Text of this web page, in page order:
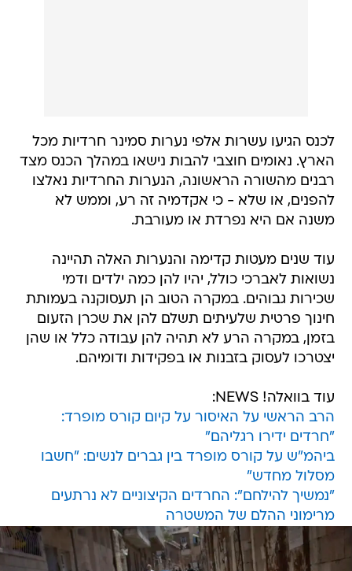
לכנס הגיעו עשרות אלפי נערות סמינר חרדיות מכל
הארץ. נאומים חוצבי להבות נישאו במהלך הכנס מצד
רבנים מהשורה הראשונה, הנערות החרדיות נאלצו
להפנים, או שלא - כי אקדמיה זה רע, וממש לא
משנה אם היא נפרדת או מעורבת.
עוד שנים מעטות קדימה והנערות האלה תהיינה
נשואות לאברכי כולל, יהיו להן כמה ילדים ודמי
שכירות גבוהים. במקרה הטוב הן תעסוקנה בעמותת
חינוך פרטית שלעיתים תשלם להן את שכרן הזעום
בזמן, במקרה הרע לא תהיה להן עבודה כלל או שהן
יצטרכו לעסוק בזבנות או בפקידות ודומיהם.
עוד בוואלה! NEWS:
הרב הראשי על האיסור על קיום קורס מופרד:
"חרדים ידירו רגליהם"
ביהמ"ש על קורס מופרד בין גברים לנשים: "חשבו
מסלול מחדש"
"נמשיך להילחם": החרדים הקיצוניים לא נרתעים
מרימוני ההלם של המשטרה